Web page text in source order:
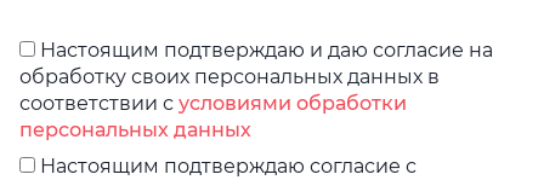
Настоящим подтверждаю и даю согласие на
обработку своих персональных данных в
соответствии с условиями обработки
персональных данных
Настоящим подтверждаю согласие с